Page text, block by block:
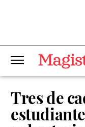
Tres de